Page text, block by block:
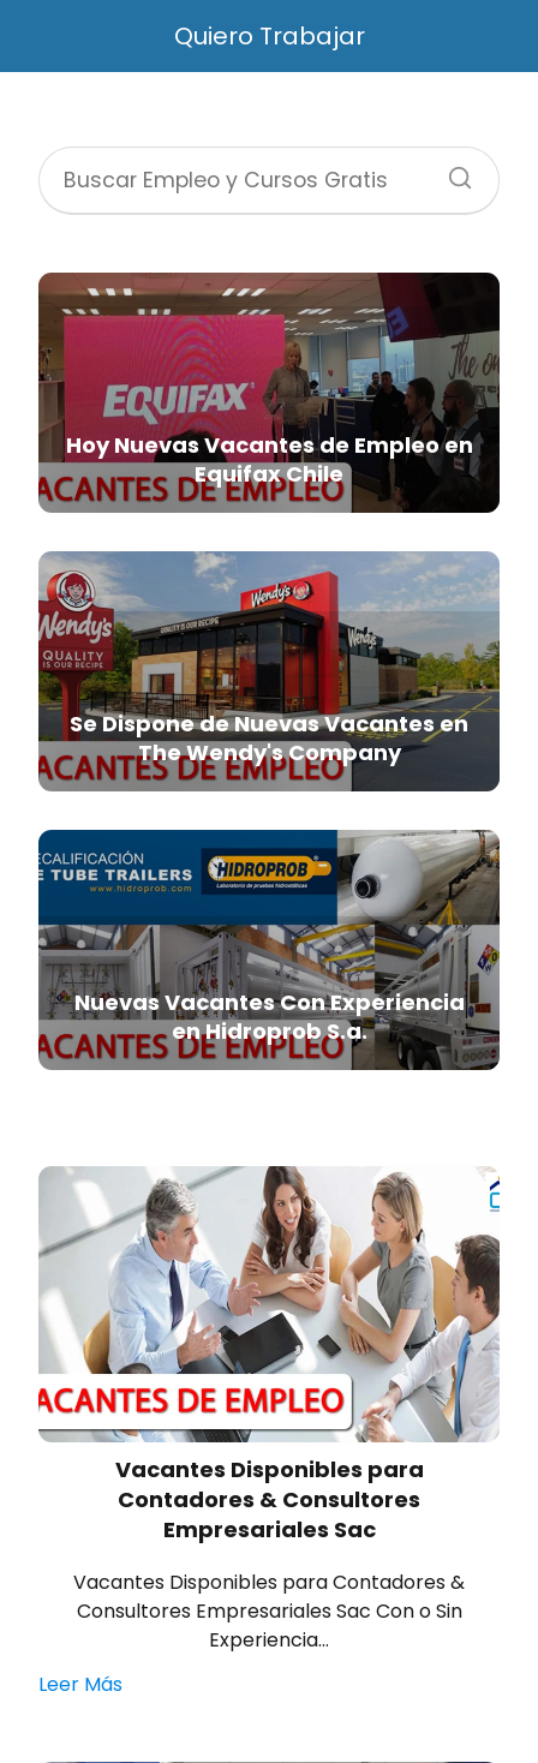
Quiero Trabajar
Hoy Nuevas Vacantes de Empleo en
Equifax Chile
Se Dispone de Nuevas Vacantes en
The Wendy's Company
Nuevas Vacantes Con Experiencia
en Hidroprob S.a.
Vacantes Disponibles para
Contadores & Consultores
Empresariales Sac
Vacantes Disponibles para Contadores &
Consultores Empresariales Sac Con o Sin
Experiencia…
Leer Más